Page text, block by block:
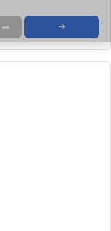
➦ ➜